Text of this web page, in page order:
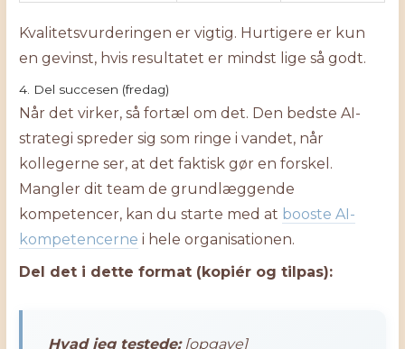
Kvalitetsvurderingen er vigtig. Hurtigere er kun
en gevinst, hvis resultatet er mindst lige så godt.
4. Del succesen (fredag)
Når det virker, så fortæl om det. Den bedste AI-
strategi spreder sig som ringe i vandet, når
kollegerne ser, at det faktisk gør en forskel.
Mangler dit team de grundlæggende
kompetencer, kan du starte med at booste AI-
kompetencerne i hele organisationen.
Del det i dette format (kopiér og tilpas):
Hvad jeg testede:[opgave]